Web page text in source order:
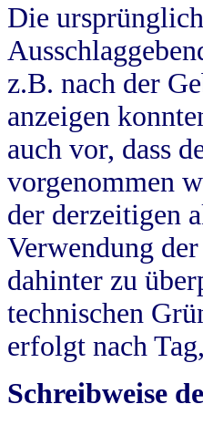
Die
z.B. nach der
anzeigen
auch vor, dass
vorgenommen
der derzeitigen
Verwendung
dahinter zu
technischen
erfolgt nach
Schreibweise